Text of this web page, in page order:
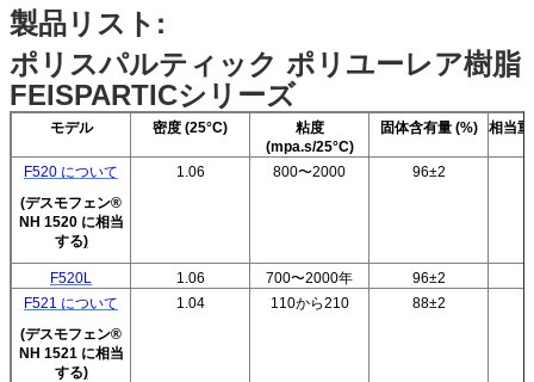
製品リスト:
ポリスパルティック ポリユーレア樹脂
FEISPARTICシリーズ
モデル 密度 (25°C)
粘度
(mpa.s/25°C)
固体含有量 (%) 相当
F520 について
(デスモフェン®
NH 1520 に相当
する)
1.06 800〜2000 96±2
F520L 1.06 700〜2000年
96±2
F521 について
(デスモフェン®
NH 1521 に相当
する)
1.04 110から210 88±2